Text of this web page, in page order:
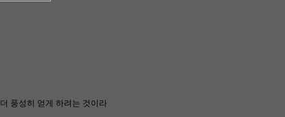
풍성히 얻게 하려는 것이라